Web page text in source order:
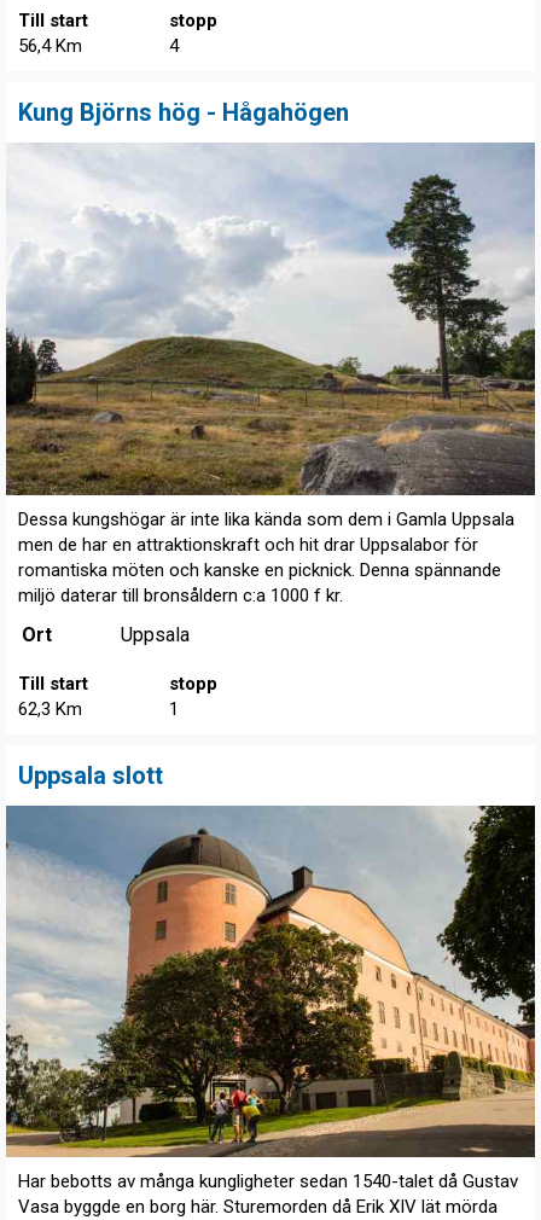
Till start
56,4 Km
stopp
4
Kung Björns hög - Hågahögen
Dessa kungshögar är inte lika kända som dem i Gamla Uppsala
men de har en attraktionskraft och hit drar Uppsalabor för
romantiska möten och kanske en picknick. Denna spännande
miljö daterar till bronsåldern c:a 1000 f kr.
Ort Uppsala
Till start
62,3 Km
stopp
1
Uppsala slott
Har bebotts av många kungligheter sedan 1540-talet då Gustav
Vasa byggde en borg här. Sturemorden då Erik XIV lät mörda